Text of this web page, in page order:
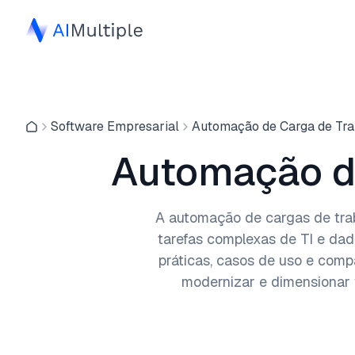
Software Empresarial Automação de Carga de
Automação
A automação de cargas de
tarefas complexas de TI e
práticas, casos de uso e
modernizar e